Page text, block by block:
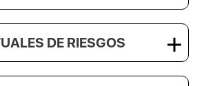
DE RIESGOS